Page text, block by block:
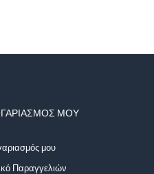
ΜΟΥ
μου
Παραγγελιών